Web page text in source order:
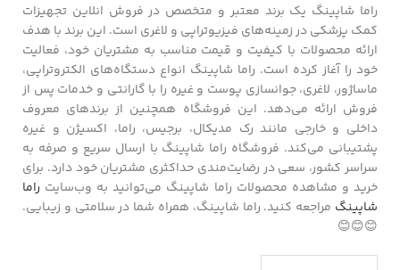
راما شاپینگ یک برند معتبر و متخصص در فروش انلاین تجهیزات
کمک پزشکی در زمینه‌های فیزیوتراپی و لاغری است. این برند با هدف
ارائه محصولات با کیفیت و قیمت مناسب به مشتریان خود، فعالیت
خود را آغاز کرده است. راما شاپینگ انواع دستگاه‌های الکتروتراپی،
ماساژور، لاغری، جوانسازی پوست و غیره را با گارانتی و خدمات پس از
فروش ارائه می‌دهد. این فروشگاه همچنین از برندهای معروف
داخلی و خارجی مانند رک مدیکال، برجیس، راما، اکسیژن و غیره
پشتیبانی می‌کند. فروشگاه راما شاپینگ با ارسال سریع و صرفه به
سراسر کشور، سعی در رضایت‌مندی حداکثری مشتریان خود دارد. برای
خرید و مشاهده محصولات راما شاپینگ می‌توانید به وب‌سایت راما
شاپینگ مراجعه کنید. راما شاپینگ، همراه شما در سلامتی و زیبایی.
😊😊😊